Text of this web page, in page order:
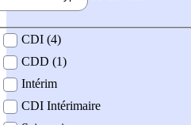
contrat
CDI (4)
CDD (1)
Intérim
CDI Intérimaire